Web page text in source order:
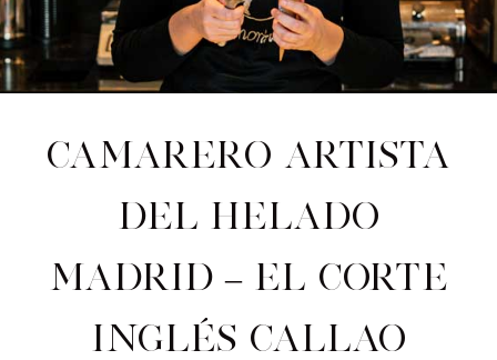
Camarero artista
del helado
Madrid – El Corte
Inglés Callao